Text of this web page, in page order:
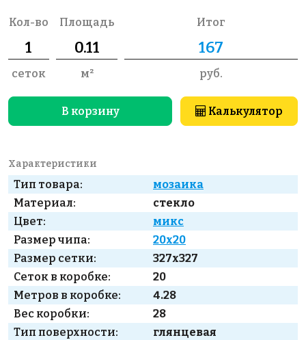
Кол-во
сеток
Площадь
м²
Итог
руб.
В корзину Калькулятор
Характеристики
Тип товара:
мозаика
Материал:
стекло
Цвет:
микс
Размер чипа:
20x20
Размер сетки:
327x327
Сеток в коробке:
20
Метров в коробке:
4.28
Вес коробки:
28
Тип поверхности:
глянцевая